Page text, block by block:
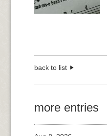
back to list
more entries